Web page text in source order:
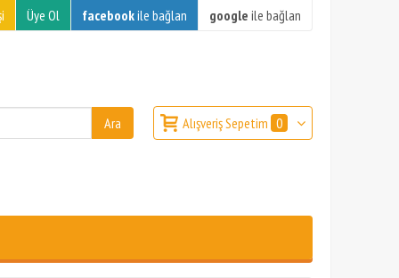
Üye Ol facebookile bağlan google ile bağlan
Alışveriş Sepetim 0